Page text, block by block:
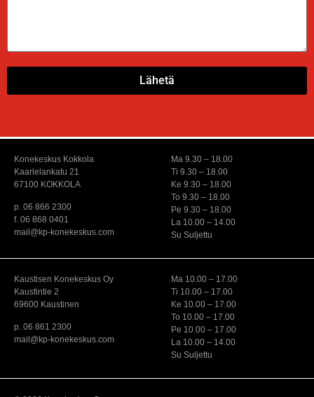
Lähetä
Konekeskus Kokkola
Kaarlelankatu 21
67100 KOKKOLA
p. 06 866 2300
f. 06 868 0401
mail@kp-konekeskus.com
Ma 9.30 – 18.00
Ti 9.30 – 18.00
Ke 9.30 – 18.00
To 9.30 – 18.00
Pe 9.30 – 18.00
La 10.00 – 14.00
Su Suljettu
Kaustisen Konekeskus Oy
Kaustintie 2
69600 Kaustinen
p. 06 861 2300
mail@kp-konekeskus.com
Ma 10.00 – 17.00
Ti 10.00 – 17.00
Ke 10.00 – 17.00
To 10.00 – 17.00
Pe 10.00 – 17.00
La 10.00 – 14.00
Su Suljettu